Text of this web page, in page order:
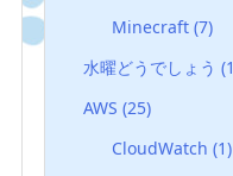
Minecraft(7)
水曜どうでしょう
AWS (25)
CloudWatch(1)